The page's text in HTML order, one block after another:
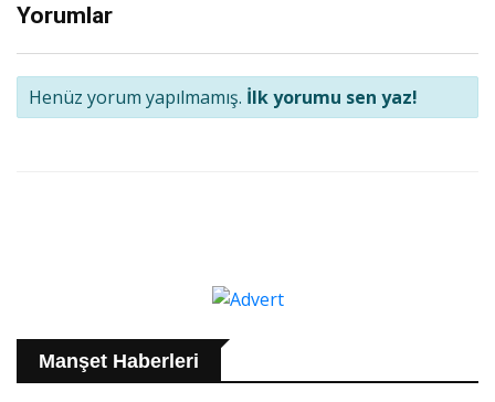
Yorumlar
Henüz yorum yapılmamış. İlk yorumu sen yaz!
Manşet Haberleri